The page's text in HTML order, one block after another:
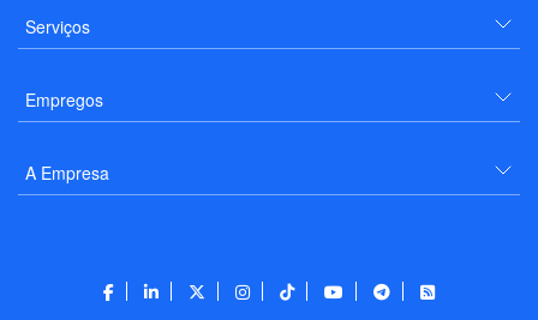
Serviços
Empregos
A Empresa